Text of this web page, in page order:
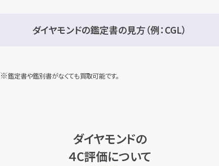
ダイヤモンドの鑑定書の見方（例：CGL）
鑑定書や鑑別書がなくても買取可能です。
ダイヤモンドの
４C評価について